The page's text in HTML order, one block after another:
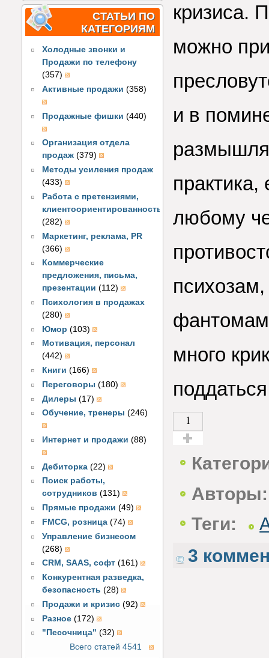
СТАТЬИ ПО
КАТЕГОРИЯМ
Холодные звонки и
Продажи по телефону
(357)
Активные продажи (358)
Продажные фишки (440)
Организация отдела
продаж (379)
Методы усиления продаж
(433)
Работа с претензиями,
клиентоориентированность
(282)
Маркетинг, реклама, PR
(366)
Коммерческие
предложения, письма,
презентации (112)
Психология в продажах
(280)
Юмор (103)
Мотивация, персонал
(442)
Книги (166)
Переговоры (180)
Дилеры (17)
Обучение, тренеры (246)
Интернет и продажи (88)
Дебиторка (22)
Поиск работы,
сотрудников (131)
Прямые продажи (49)
FMCG, розница (74)
Управление бизнесом
(268)
CRM, SAAS, софт (161)
Конкурентная разведка,
безопасность (28)
Продажи и кризис (92)
Разное (172)
"Песочница" (32)
Всего статей 4541
кризиса.
можно
и в
любому
много
1
Авторы:
Теги:
3